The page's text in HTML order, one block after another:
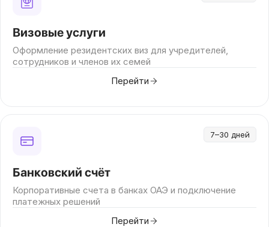
Визовые услуги
Оформление резидентских виз для учредителей,
сотрудников и членов их семей
Перейти
7–30 дней
Банковский счёт
Корпоративные счета в банках ОАЭ и подключение
платежных решений
Перейти